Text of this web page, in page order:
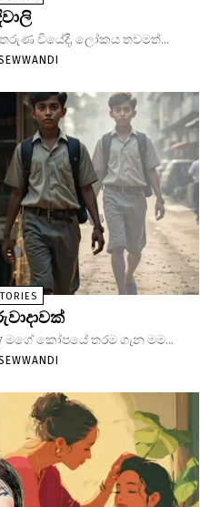
තරුණ වියේදී, ලෝකය තවමත්...
මගේ කෝපයේ තරම ගැන මම...